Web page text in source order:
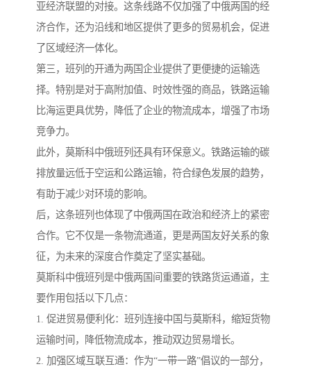
亚经济联盟的对接。这条线路不仅加强了中俄两国的经
济合作，还为沿线和地区提供了更多的贸易机会，促进
了区域经济一体化。
第三，班列的开通为两国企业提供了更便捷的运输选
择。特别是对于高附加值、时效性强的商品，铁路运输
比海运更具优势，降低了企业的物流成本，增强了市场
竞争力。
此外，莫斯科中俄班列还具有环保意义。铁路运输的碳
排放量远低于空运和公路运输，符合绿色发展的趋势，
有助于减少对环境的影响。
后，这条班列也体现了中俄两国在政治和经济上的紧密
合作。它不仅是一条物流通道，更是两国友好关系的象
征，为未来的深度合作奠定了坚实基础。
莫斯科中俄班列是中俄两国间重要的铁路货运通道，主
要作用包括以下几点：
1. 促进贸易便利化：班列连接中国与莫斯科，缩短货物
运输时间，降低物流成本，推动双边贸易增长。
2. 加强区域互联互通：作为“一带一路”倡议的一部分，